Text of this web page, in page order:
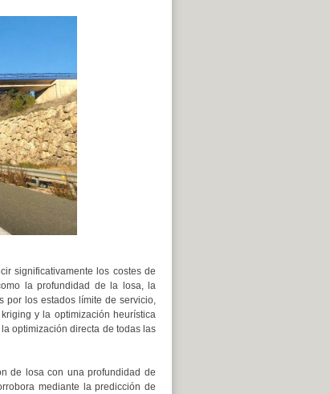
significativamente los costes de
la profundidad de la losa, la
por los estados límite de servicio,
y la optimización heurística
optimización directa de todas las
de losa con una profundidad de
mediante la predicción de